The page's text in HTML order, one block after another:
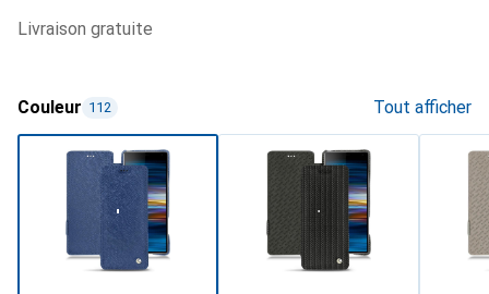
livraison gratuite
Couleur 112 Tout afficher